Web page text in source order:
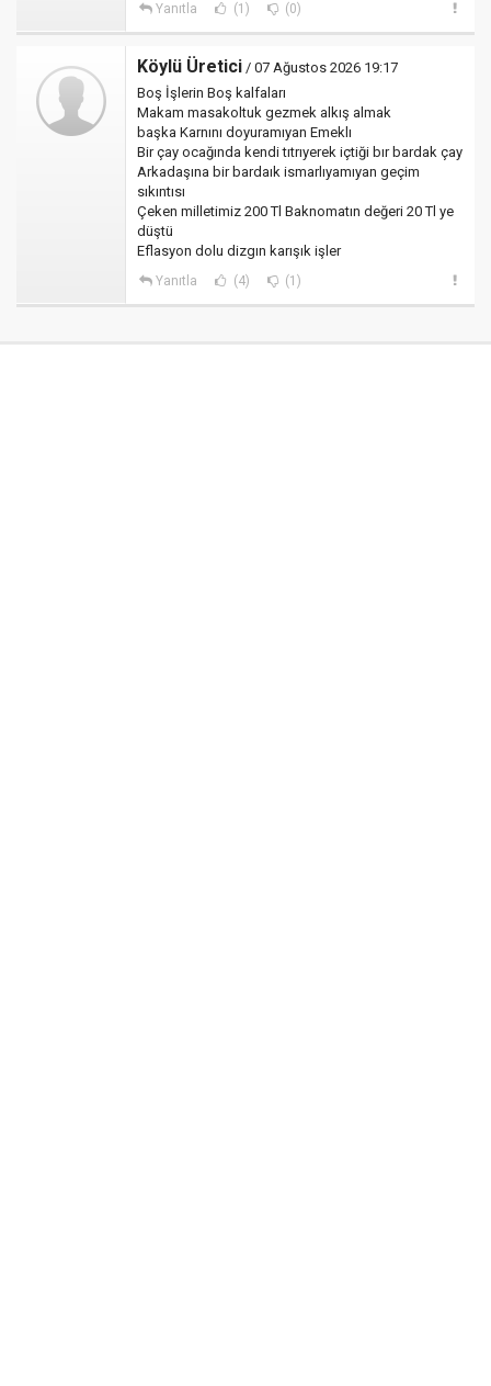
Yanıtla (1) (0)
Köylü Üretici / 07 Ağustos 2026 19:17
Boş İşlerin Boş kalfaları
Makam masakoltuk gezmek alkış almak
başka Karnını doyuramıyan Emeklı
Bir çay ocağında kendi tıtrıyerek içtiği bır bardak çay
Arkadaşına bir bardaık ismarlıyamıyan geçim
sıkıntısı
Çeken milletimiz 200 Tl Baknomatın değeri 20 Tl ye
düştü
Eflasyon dolu dizgın karışık işler
Yanıtla (4) (1)